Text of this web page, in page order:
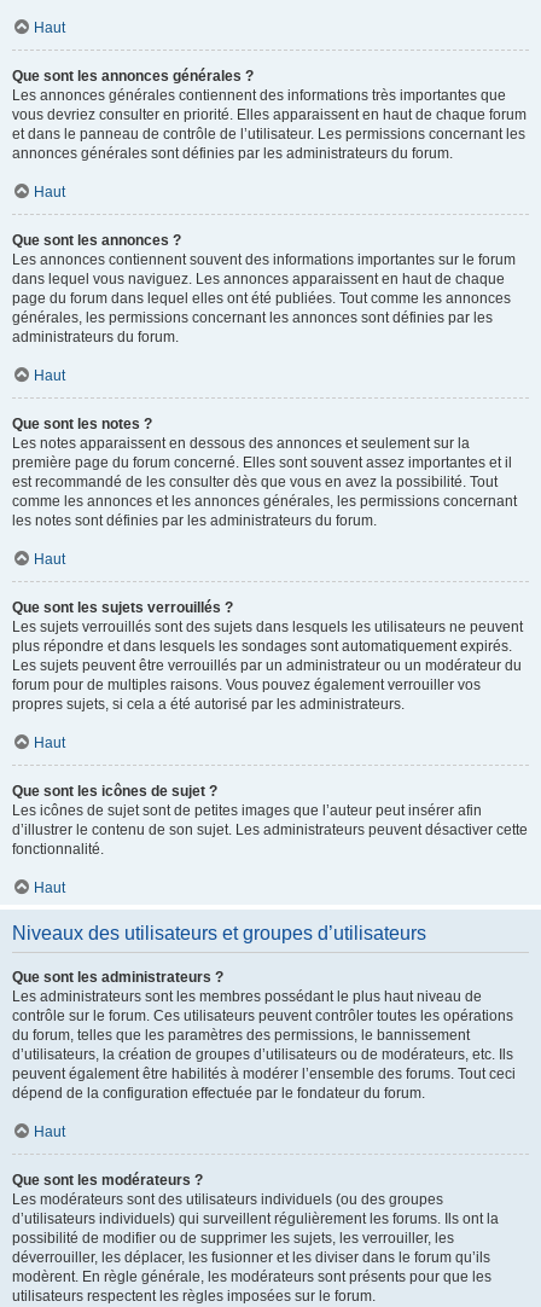
Haut
Que sont les annonces générales ?
Les annonces générales contiennent des informations très importantes que
vous devriez consulter en priorité. Elles apparaissent en haut de chaque forum
et dans le panneau de contrôle de l’utilisateur. Les permissions concernant les
annonces générales sont définies par les administrateurs du forum.
Haut
Que sont les annonces ?
Les annonces contiennent souvent des informations importantes sur le forum
dans lequel vous naviguez. Les annonces apparaissent en haut de chaque
page du forum dans lequel elles ont été publiées. Tout comme les annonces
générales, les permissions concernant les annonces sont définies par les
administrateurs du forum.
Haut
Que sont les notes ?
Les notes apparaissent en dessous des annonces et seulement sur la
première page du forum concerné. Elles sont souvent assez importantes et il
est recommandé de les consulter dès que vous en avez la possibilité. Tout
comme les annonces et les annonces générales, les permissions concernant
les notes sont définies par les administrateurs du forum.
Haut
Que sont les sujets verrouillés ?
Les sujets verrouillés sont des sujets dans lesquels les utilisateurs ne peuvent
plus répondre et dans lesquels les sondages sont automatiquement expirés.
Les sujets peuvent être verrouillés par un administrateur ou un modérateur du
forum pour de multiples raisons. Vous pouvez également verrouiller vos
propres sujets, si cela a été autorisé par les administrateurs.
Haut
Que sont les icônes de sujet ?
Les icônes de sujet sont de petites images que l’auteur peut insérer afin
d’illustrer le contenu de son sujet. Les administrateurs peuvent désactiver cette
fonctionnalité.
Haut
Niveaux des utilisateurs et groupes d’utilisateurs
Que sont les administrateurs ?
Les administrateurs sont les membres possédant le plus haut niveau de
contrôle sur le forum. Ces utilisateurs peuvent contrôler toutes les opérations
du forum, telles que les paramètres des permissions, le bannissement
d’utilisateurs, la création de groupes d’utilisateurs ou de modérateurs, etc. Ils
peuvent également être habilités à modérer l’ensemble des forums. Tout ceci
dépend de la configuration effectuée par le fondateur du forum.
Haut
Que sont les modérateurs ?
Les modérateurs sont des utilisateurs individuels (ou des groupes
d’utilisateurs individuels) qui surveillent régulièrement les forums. Ils ont la
possibilité de modifier ou de supprimer les sujets, les verrouiller, les
déverrouiller, les déplacer, les fusionner et les diviser dans le forum qu’ils
modèrent. En règle générale, les modérateurs sont présents pour que les
utilisateurs respectent les règles imposées sur le forum.